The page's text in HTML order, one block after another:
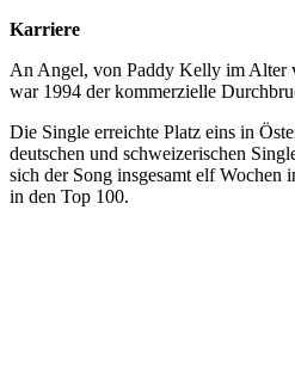
Karriere
An Angel, von Paddy Kelly im Alter
war 1994 der kommerzielle
Die Single erreichte Platz eins in
deutschen und schweizerischen
sich der Song insgesamt elf Wochen
in den Top 100.